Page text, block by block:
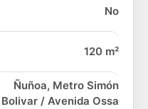
No
120 m²
Ñuñoa, Metro Simón
Bolivar / Avenida Ossa